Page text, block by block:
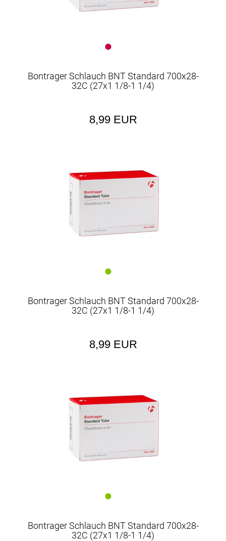
Bontrager Schlauch BNT Standard 700x28-
32C (27x1 1/8-1 1/4)
8,99 EUR
Bontrager Schlauch BNT Standard 700x28-
32C (27x1 1/8-1 1/4)
8,99 EUR
Bontrager Schlauch BNT Standard 700x28-
32C (27x1 1/8-1 1/4)